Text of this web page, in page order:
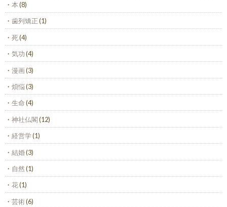
本(8)
歯列矯正(1)
死(4)
気功(4)
漫画(3)
煩悩(3)
生命(4)
神社仏閣(12)
経営学(1)
結婚(3)
自然(1)
花(1)
芸術(6)